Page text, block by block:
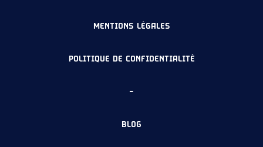
MENTIONS LÉGALES
POLITIQUE DE CONFIDENTIALITÉ
–
BLOG